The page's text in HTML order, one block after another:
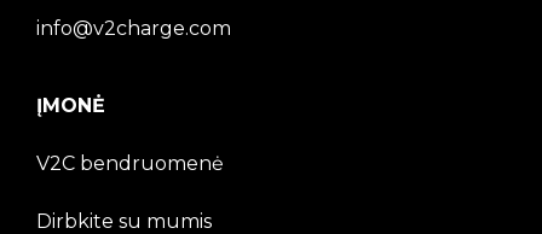
info@v2charge.com
ĮMONĖ
V2C bendruomenė
Dirbkite su mumis